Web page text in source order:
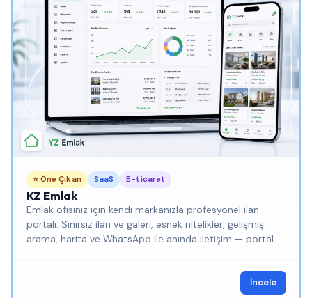
⭐ Öne Çıkan SaaS E-ticaret
KZ Emlak
Emlak ofisiniz için kendi markanızla profesyonel ilan
portalı. Sınırsız ilan ve galeri, esnek nitelikler, gelişmiş
arama, harita ve WhatsApp ile anında iletişim — portal
İncele